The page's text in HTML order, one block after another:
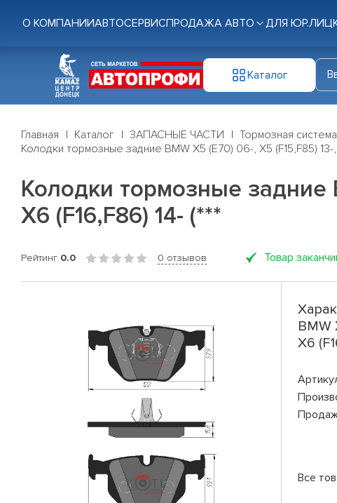
О КОМПАНИИАВТОСЕРВИСПРОДАЖА АВТО ДЛЯ ЮР.ЛИЦ
Каталог
Главная Каталог ЗАПАСНЫЕ ЧАСТИ Тормозная система
Колодки тормозные задние BMW X5 (E70) 06-, X5 (F15,F85) 13-,
Колодки тормозные задние
X6 (F16,F86) 14- (***
Рейтинг 0.0 0 отзывов Товар
BMW
X6
Все